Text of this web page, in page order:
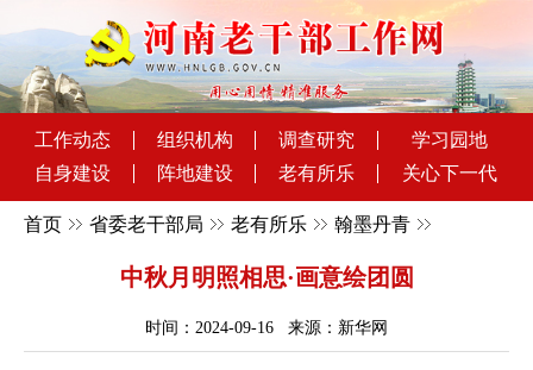
工作动态 组织机构 调查研究
学习园地
自身建设
阵地建设 老有所乐 关心下一代
首页 省委老干部局 老有所乐 翰墨丹青
中秋月明照相思·画意绘团圆
时间：2024-09-16 来源：新华网